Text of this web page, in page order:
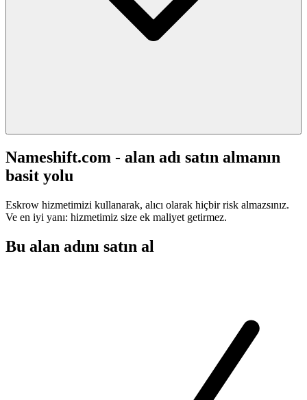
Nameshift.com - alan adı satın almanın
basit yolu
Eskrow hizmetimizi kullanarak, alıcı olarak hiçbir risk almazsınız.
Ve en iyi yanı: hizmetimiz size ek maliyet getirmez.
Bu alan adını satın al